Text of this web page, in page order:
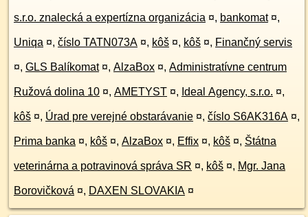
s.r.o. znalecká a expertízna organizácia ¤, bankomat ¤,
Uniqa ¤, číslo TATN073A ¤, kôš ¤, kôš ¤, Finančný servis
¤, GLS Balíkomat ¤, AlzaBox ¤, Administratívne centrum
Ružová dolina 10 ¤, AMETYST ¤, Ideal Agency, s.r.o. ¤,
kôš ¤, Úrad pre verejné obstarávanie ¤, číslo S6AK316A ¤,
Prima banka ¤, kôš ¤, AlzaBox ¤, Effix ¤, kôš ¤, Štátna
veterinárna a potravinová správa SR ¤, kôš ¤, Mgr. Jana
Borovičková ¤, DAXEN SLOVAKIA ¤